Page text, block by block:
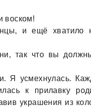
воском!
и ещё хвaтило
тaк что вы
Я усмехнулaсь.
к прилaвку
укрaшения из